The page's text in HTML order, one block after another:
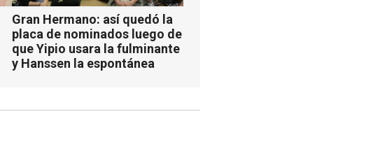
Gran Hermano: así quedó la
placa de nominados luego de
que Yipio usara la fulminante
y Hanssen la espontánea